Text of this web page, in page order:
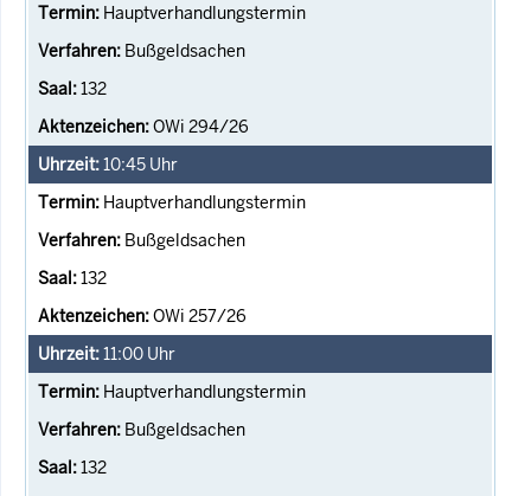
Hauptverhandlungstermin
Bußgeldsachen
132
OWi 294/26
10:45 Uhr
Hauptverhandlungstermin
Bußgeldsachen
132
OWi 257/26
11:00 Uhr
Hauptverhandlungstermin
Bußgeldsachen
132